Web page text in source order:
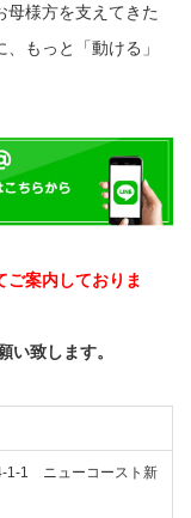
母様方を支えてきた
もっと「動ける」
ご案内しておりま
い致します。
1-1 ニューコースト新